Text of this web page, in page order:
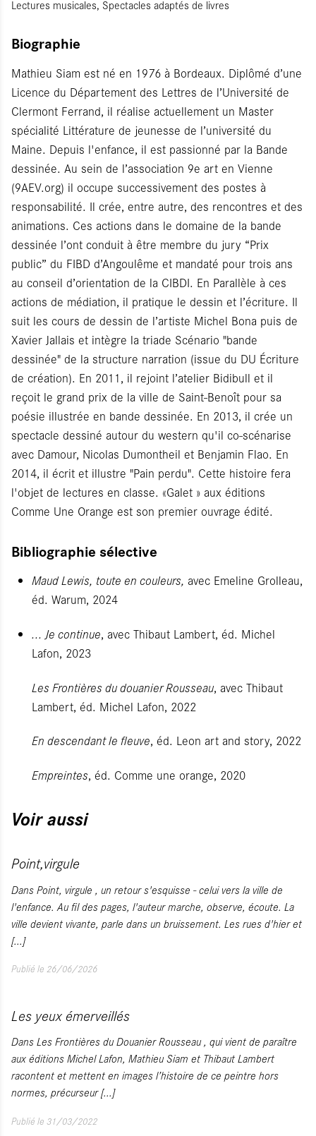
Lectures musicales, Spectacles adaptés de livres
Biographie
Mathieu Siam est né en 1976 à Bordeaux. Diplômé d’une
Licence du Département des Lettres de l’Université de
Clermont Ferrand, il réalise actuellement un Master
spécialité Littérature de jeunesse de l’université du
Maine. Depuis l'enfance, il est passionné par la Bande
dessinée. Au sein de l’association 9e art en Vienne
(9AEV.org) il occupe successivement des postes à
responsabilité. Il crée, entre autre, des rencontres et des
animations. Ces actions dans le domaine de la bande
dessinée l’ont conduit à être membre du jury “Prix
public” du FIBD d’Angoulême et mandaté pour trois ans
au conseil d’orientation de la CIBDI. En Parallèle à ces
actions de médiation, il pratique le dessin et l’écriture. Il
suit les cours de dessin de l’artiste Michel Bona puis de
Xavier Jallais et intègre la triade Scénario "bande
dessinée" de la structure narration (issue du DU Écriture
de création). En 2011, il rejoint l’atelier Bidibull et il
reçoit le grand prix de la ville de Saint-Benoît pour sa
poésie illustrée en bande dessinée. En 2013, il crée un
spectacle dessiné autour du western qu'il co-scénarise
avec Damour, Nicolas Dumontheil et Benjamin Flao. En
2014, il écrit et illustre "Pain perdu". Cette histoire fera
l'objet de lectures en classe. «Galet » aux éditions
Comme Une Orange est son premier ouvrage édité.
Bibliographie sélective
Maud Lewis, toute en couleurs, avec Emeline Grolleau,
éd. Warum, 2024
... Je continue, avec Thibaut Lambert, éd. Michel
Lafon, 2023
Les Frontières du douanier Rousseau, avec Thibaut
Lambert, éd. Michel Lafon, 2022
En descendant le fleuve, éd. Leon art and story, 2022
Empreintes, éd. Comme une orange, 2020
Voir aussi
Point,virgule
Dans Point, virgule , un retour s'esquisse - celui vers la ville de
l'enfance. Au fil des pages, l'auteur marche, observe, écoute. La
ville devient vivante, parle dans un bruissement. Les rues d'hier et
[...]
Publié le 26/06/2026
Les yeux émerveillés
Dans Les Frontières du Douanier Rousseau , qui vient de paraître
aux éditions Michel Lafon, Mathieu Siam et Thibaut Lambert
racontent et mettent en images l’histoire de ce peintre hors
normes, précurseur[...]
Publié le 31/03/2022